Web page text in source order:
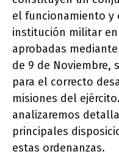
el funcionamiento y
institución militar en
aprobadas
de 9 de Noviembre,
para el correcto
misiones del
analizaremos
principales
estas ordenanzas.